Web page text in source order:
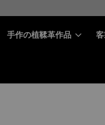
手作の植鞣革作品